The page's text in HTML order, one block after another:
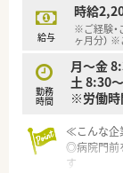
給与
時給
※ご経験・
ヶ月分） ※
勤務
時間
月～金
土 8:30
※労働時
≪こんな
◎病院門前
す